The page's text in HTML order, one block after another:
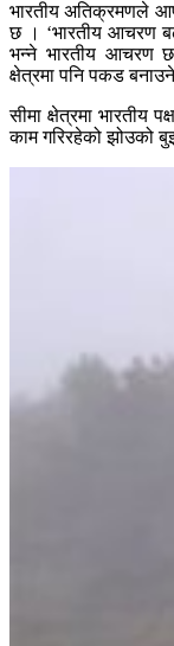
भारतीय अतिक्रमणले
छ । ‘भारतीय आचरण
भन्ने भारतीय आचरण छ
क्षेत्रमा पनि पकड
सीमा क्षेत्रमा भारतीय
काम गरिरहेको झोउको